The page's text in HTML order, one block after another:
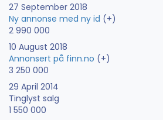
27 September 2018
Ny annonse med ny id (+)
2 990 000
10 August 2018
Annonsert på finn.no (+)
3 250 000
29 April 2014
Tinglyst salg
1 550 000